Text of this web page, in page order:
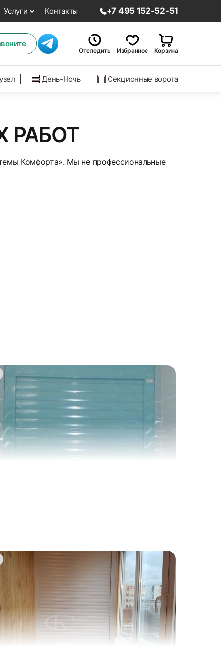
Услуги Контакты +7 495 152-52-51
Отследить Избранное Корзина
День-Ночь Секционные ворота
РАБОТ
Комфорта». Мы не профессиональные